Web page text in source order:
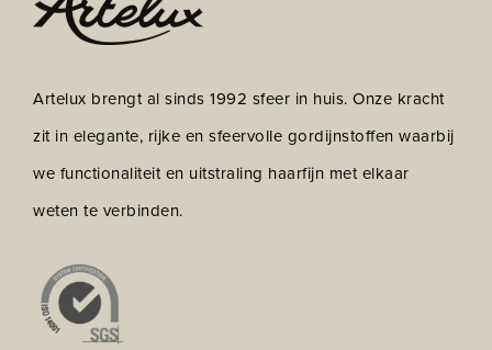
Artelux brengt al sinds 1992 sfeer in huis. Onze kracht
zit in elegante, rijke en sfeervolle gordijnstoffen waarbij
we functionaliteit en uitstraling haarfijn met elkaar
weten te verbinden.